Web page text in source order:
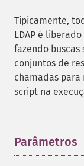
Tipicamente,
LDAP é
fazendo buscas
conjuntos de
chamadas
script na
Parâmetros